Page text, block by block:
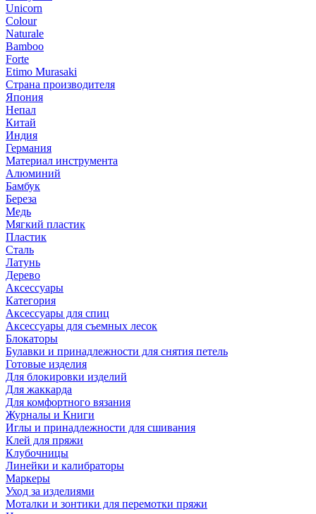
Unicorn
Colour
Naturale
Bamboo
Forte
Etimo Murasaki
Страна производителя
Япония
Непал
Китай
Индия
Германия
Материал инструмента
Алюминий
Бамбук
Береза
Медь
Мягкий пластик
Пластик
Сталь
Латунь
Дерево
Аксессуары
Категория
Аксессуары для спиц
Аксессуары для съемных лесок
Блокаторы
Булавки и принадлежности для снятия петель
Готовые изделия
Для блокировки изделий
Для жаккарда
Для комфортного вязания
Журналы и Книги
Иглы и принадлежности для сшивания
Клей для пряжи
Клубочницы
Линейки и калибраторы
Маркеры
Уход за изделиями
Моталки и зонтики для перемотки пряжи